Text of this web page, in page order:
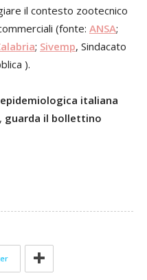
il contesto zootecnico
(fonte: ANSA;
; Sivemp, Sindacato
).
italiana
guarda il bollettino